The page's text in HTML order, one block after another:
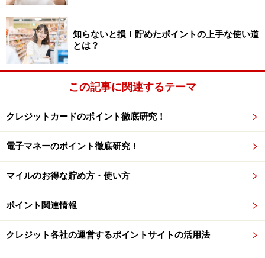
などについて当社は一切の責任を負いません。
最新の情報や詳細については、必ず各金融機関やサービス提供者
の公式情報をご確認ください。
【編集部からのお知らせ】
・「家計」について、アンケート（2026/8/31まで）を実施
※抽選で20名にAmazonギフト券1000円分プレゼント
※謝礼付きの限定アンケートやモニター企画に参加が可能に
なります
知らないと損！貯めたポイントの上手な使い道
とは？
この記事に関連するテーマ
クレジットカードのポイント徹底研究！
電子マネーのポイント徹底研究！
マイルのお得な貯め方・使い方
ポイント関連情報
クレジット各社の運営するポイントサイトの活用法